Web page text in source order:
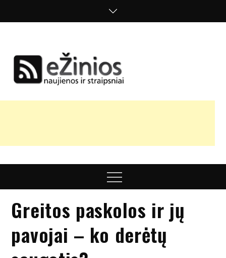
nuomonės
Menu
Greitos paskolos ir jų
pavojai – ko derėtų